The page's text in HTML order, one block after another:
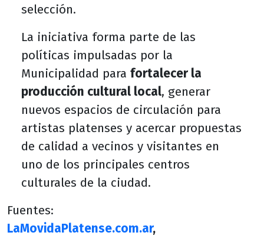
selección.
La iniciativa forma parte de las
políticas impulsadas por la
Municipalidad para fortalecer la
producción cultural local, generar
nuevos espacios de circulación para
artistas platenses y acercar propuestas
de calidad a vecinos y visitantes en
uno de los principales centros
culturales de la ciudad.
Fuentes:
LaMovidaPlatense.com.ar,